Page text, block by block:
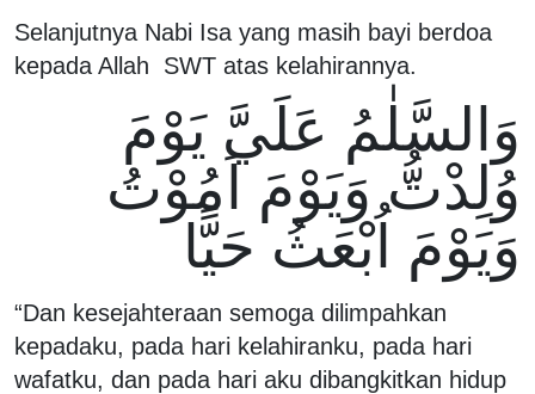
Selanjutnya Nabi Isa yang masih bayi berdoa
kepada Allah SWT atas kelahirannya.
وَالسَّلٰمُ عَلَيَّ يَوْمَ
وُلِدْتُّ وَيَوْمَ اَمُوْتُ
وَيَوْمَ اُبْعَثُ حَيًّا
“Dan kesejahteraan semoga dilimpahkan
kepadaku, pada hari kelahiranku, pada hari
wafatku, dan pada hari aku dibangkitkan hidup